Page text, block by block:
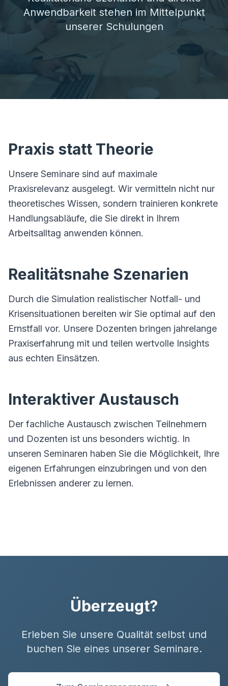
Anwendbarkeit stehen im Mittelpunkt
unserer Schulungen
Praxis statt Theorie
Unsere Seminare sind auf maximale
Praxisrelevanz ausgelegt. Wir vermitteln nicht nur
theoretisches Wissen, sondern trainieren konkrete
Handlungsabläufe, die Sie direkt in Ihrem
Arbeitsalltag anwenden können.
Realitätsnahe Szenarien
Durch die Simulation realistischer Notfall- und
Krisensituationen bereiten wir Sie optimal auf den
Ernstfall vor. Unsere Dozenten bringen jahrelange
Praxiserfahrung mit und teilen wertvolle Insights
aus echten Einsätzen.
Interaktiver Austausch
Der fachliche Austausch zwischen Teilnehmern
und Dozenten ist uns besonders wichtig. In
unseren Seminaren haben Sie die Möglichkeit, Ihre
eigenen Erfahrungen einzubringen und von den
Erlebnissen anderer zu lernen.
Überzeugt?
Erleben Sie unsere Qualität selbst und
buchen Sie eines unserer Seminare.
Dieser Chat wird durch eine Künstliche Intelligenz (KI)
beantwortet. Es handelt sich um eine automatisierte
Ihre Eingaben werden zur Bearbeitung an einen externen
Dienstleister (OpenAI, USA) übermittelt. Bitte geben Sie